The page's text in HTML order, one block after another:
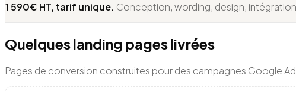
1 590€ HT, tarif unique. Conception, wording, design,
Quelques landing pages livrées
Pages de conversion construites pour des campagnes Google